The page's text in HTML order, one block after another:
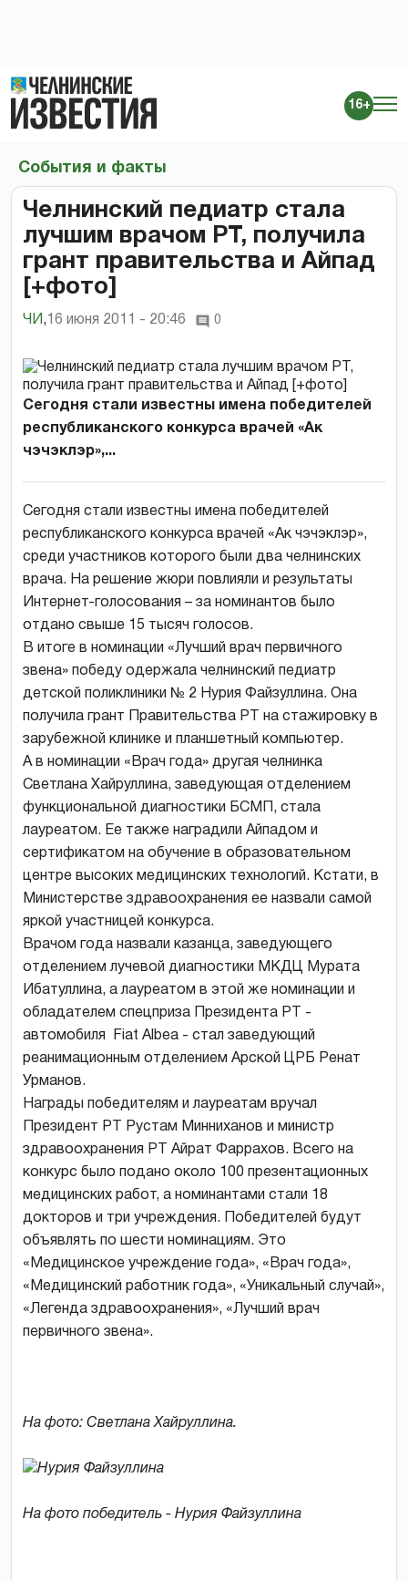
16+
События и факты
Челнинский педиатр стала
лучшим врачом РТ, получила
грант правительства и Айпад
[+фото]
ЧИ , 16 июня 2011 - 20:46 0
Сегодня стали известны имена победителей
республиканского конкурса врачей «Ак
чэчэклэр»,...
Сегодня стали известны имена победителей
республиканского конкурса врачей «Ак чэчэклэр»,
среди участников которого были два челнинских
врача. На решение жюри повлияли и результаты
Интернет-голосования – за номинантов было
отдано свыше 15 тысяч голосов.
В итоге в номинации «Лучший врач первичного
звена» победу одержала челнинский педиатр
детской поликлиники № 2 Нурия Файзуллина. Она
получила грант Правительства РТ на стажировку в
зарубежной клинике и планшетный компьютер.
А в номинации «Врач года» другая челнинка
Светлана Хайруллина, заведующая отделением
функциональной диагностики БСМП, стала
лауреатом. Ее также наградили Айпадом и
сертификатом на обучение в образовательном
центре высоких медицинских технологий. Кстати, в
Министерстве здравоохранения ее назвали самой
яркой участницей конкурса.
Врачом года назвали казанца, заведующего
отделением лучевой диагностики МКДЦ Мурата
Ибатуллина, а лауреатом в этой же номинации и
обладателем спецприза Президента РТ -
автомобиля Fiat Albea - стал заведующий
реанимационным отделением Арской ЦРБ Ренат
Урманов.
Награды победителям и лауреатам вручал
Президент РТ Рустам Минниханов и министр
здравоохранения РТ Айрат Фаррахов. Всего на
конкурс было подано около 100 презентационных
медицинских работ, а номинантами стали 18
докторов и три учреждения. Победителей будут
объявлять по шести номинациям. Это
«Медицинское учреждение года», «Врач года»,
«Медицинский работник года», «Уникальный случай»,
«Легенда здравоохранения», «Лучший врач
первичного звена».
На фото: Светлана Хайруллина.
На фото победитель - Нурия Файзуллина